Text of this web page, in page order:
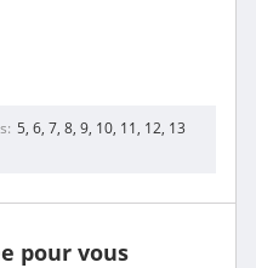
5, 6, 7, 8, 9, 10, 11, 12, 13
pour vous